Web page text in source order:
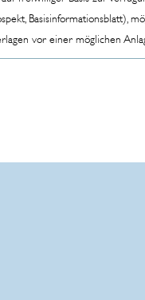
vor einer möglichen